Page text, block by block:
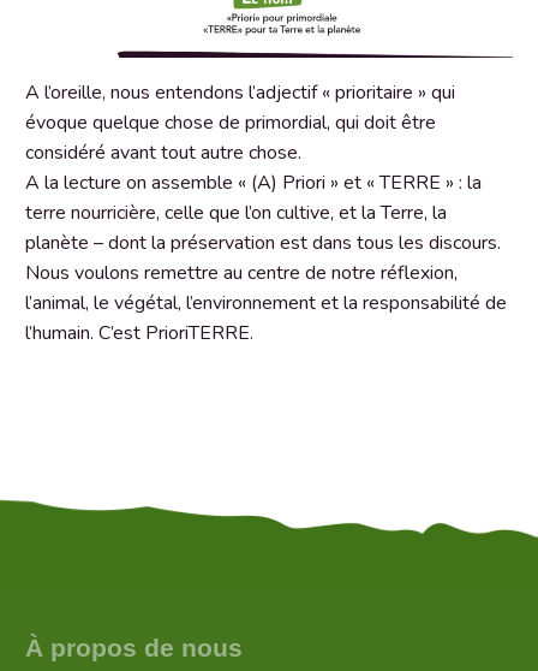
A l’oreille, nous entendons l’adjectif « prioritaire » qui
évoque quelque chose de primordial, qui doit être
considéré avant tout autre chose.
A la lecture on assemble « (A) Priori » et « TERRE » : la
terre nourricière, celle que l’on cultive, et la Terre, la
planète – dont la préservation est dans tous les discours.
Nous voulons remettre au centre de notre réflexion,
l’animal, le végétal, l’environnement et la responsabilité de
l’humain. C’est PrioriTERRE.
À propos de nous